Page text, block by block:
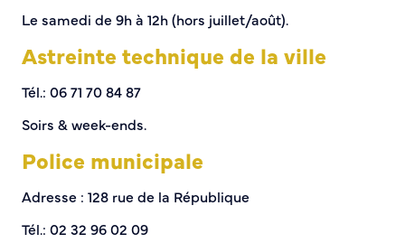
Le samedi de 9h à 12h (hors juillet/août).
Astreinte technique de la ville
Tél.: 06 71 70 84 87
Soirs & week-ends.
Police municipale
Adresse : 128 rue de la République
Tél.: 02 32 96 02 09
Police municipale
Pré-plainte en ligne
Tranquillité vacances
Vidéoprotection
Horaires pour le bricolage et le jardinage
Infos pratiques
Numéros d’urgence